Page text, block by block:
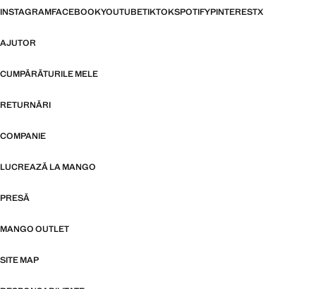
INSTAGRAMFACEBOOKYOUTUBETIKTOKSPOTIFYPINTERESTX
AJUTOR
CUMPĂRĂTURILE MELE
RETURNĂRI
COMPANIE
LUCREAZĂ LA MANGO
PRESĂ
MANGO OUTLET
SITE MAP